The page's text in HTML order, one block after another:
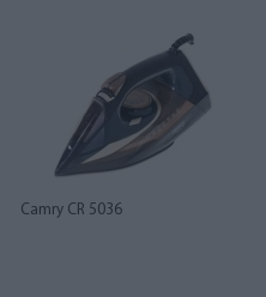
Camry CR 5036